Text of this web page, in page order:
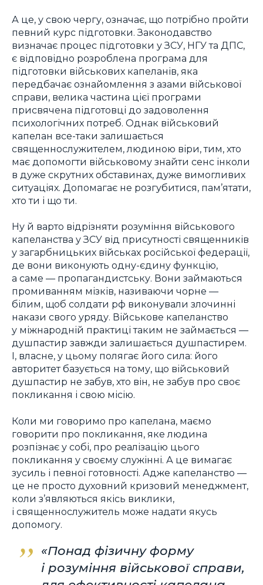
А це, у свою чергу, означає, що потрібно пройти
певний курс підготовки. Законодавство
визначає процес підготовки у ЗСУ, НГУ та ДПС,
є відповідно розроблена програма для
підготовки військових капеланів, яка
передбачає ознайомлення з азами військової
справи, велика частина цієї програми
присвячена підготовці до задоволення
психологічних потреб. Однак військовий
капелан все-таки залишається
священнослужителем, людиною віри, тим, хто
має допомогти військовому знайти сенс інколи
в дуже скрутних обставинах, дуже вимогливих
ситуаціях. Допомагає не розгубитися, пам’ятати,
хто ти і що ти.
Ну й варто відрізняти розуміння військового
капеланства у ЗСУ від присутності священників
у загарбницьких військах російської федерації,
де вони виконують одну-єдину функцію,
а саме — пропагандистську. Вони займаються
промиванням мізків, називаючи чорне —
білим, щоб солдати рф виконували злочинні
накази свого уряду. Військове капеланство
у міжнародній практиці таким не займається —
душпастир завжди залишається душпастирем.
І, власне, у цьому полягає його сила: його
авторитет базується на тому, що військовий
душпастир не забув, хто він, не забув про своє
покликання і свою місію.
Коли ми говоримо про капелана, маємо
говорити про покликання, яке людина
розпізнає у собі, про реалізацію цього
покликання у своєму служінні. А це вимагає
зусиль і певної готовності. Адже капеланство —
це не просто духовний кризовий менеджмент,
коли з’являються якісь виклики,
і священнослужитель може надати якусь
допомогу.
«Понад фізичну форму
і розуміння військової справи,